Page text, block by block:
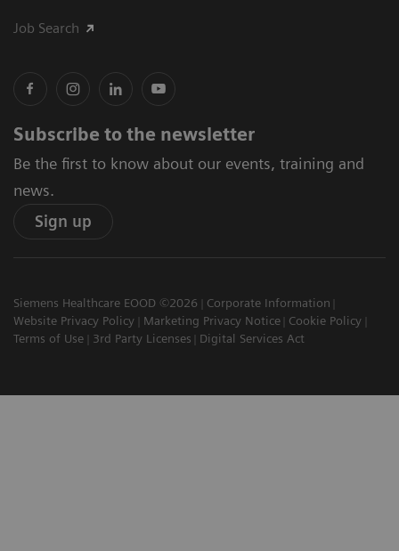
Job Search
Subscribe to the newsletter
Be the first to know about our events, training and
news.
Sign up
Siemens Healthcare EOOD ©2026
Corporate Information
Website Privacy Policy
Marketing Privacy Notice
Cookie Policy
Terms of Use
3rd Party Licenses Digital Services Act